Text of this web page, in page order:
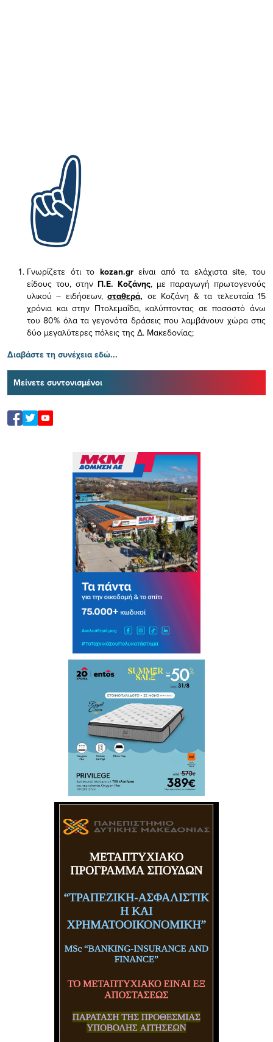
Γνωρίζετε ότι το kozan.gr είναι από τα ελάχισταsite, του
είδους του, στην Π.Ε. Κοζάνης, με παραγωγή πρωτογενούς
υλικού – ειδήσεων,σταθερά, σε Κοζάνη & τα τελευταία 15
χρόνια και στην Πτολεμαΐδα, καλύπτοντας σε ποσοστό άνω
του 80% όλα τα γεγονότα δράσεις που λαμβάνουν χώρα στις
δύο μεγαλύτερες πόλεις της Δ. Μακεδονίας;
Διαβάστε τη συνέχεια εδώ...
Μείνετε συντονισμένοι